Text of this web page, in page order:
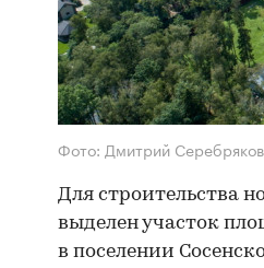
Фото: Дмитрий
Для строительства
выделен участок
в поселении